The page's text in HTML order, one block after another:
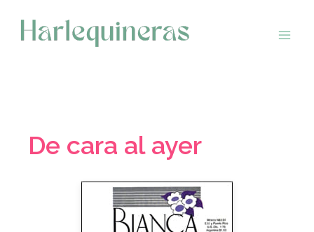
contenido
De cara al ayer